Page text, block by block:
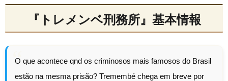
『トレメンベ刑務所』基本情報
O que acontece qnd os criminosos mais famosos do Brasil
estão na mesma prisão? Tremembé chega em breve por